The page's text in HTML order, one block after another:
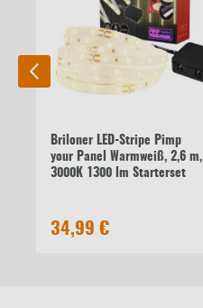
Briloner LED-Stripe Pimp
your Panel Warmweiß, 2,6 m,
3000K 1300 lm Starterset
34,99 €